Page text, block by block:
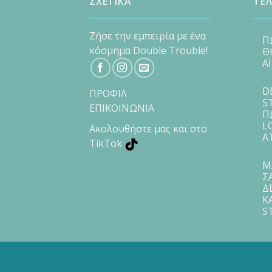
Ζήσε την εμπειρία με ένα
κόσμημα Double Trouble!
ΠΡΟΦΙΛ
ΕΠΙΚΟΙΝΩΝΙΑ
Ακολουθήστε μας και στο
TikTok